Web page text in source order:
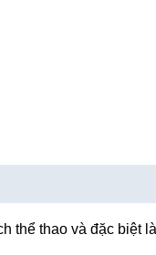
thao và đặc biệt